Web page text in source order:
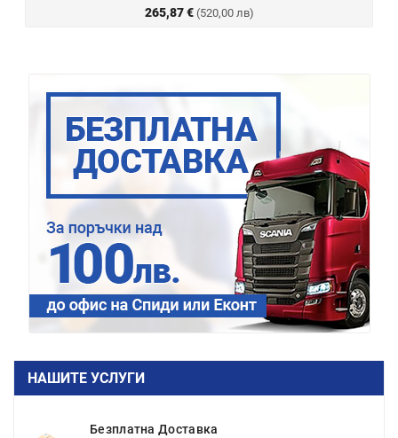
265,87 € (520,00 лв)
НАШИТЕ УСЛУГИ
Безплатна Доставка